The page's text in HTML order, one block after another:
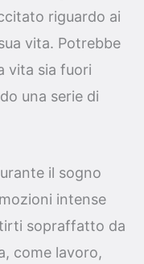
riguardo ai
vita. Potrebbe
vita sia fuori
una serie di
il sogno
intense
sopraffatto da
come lavoro,